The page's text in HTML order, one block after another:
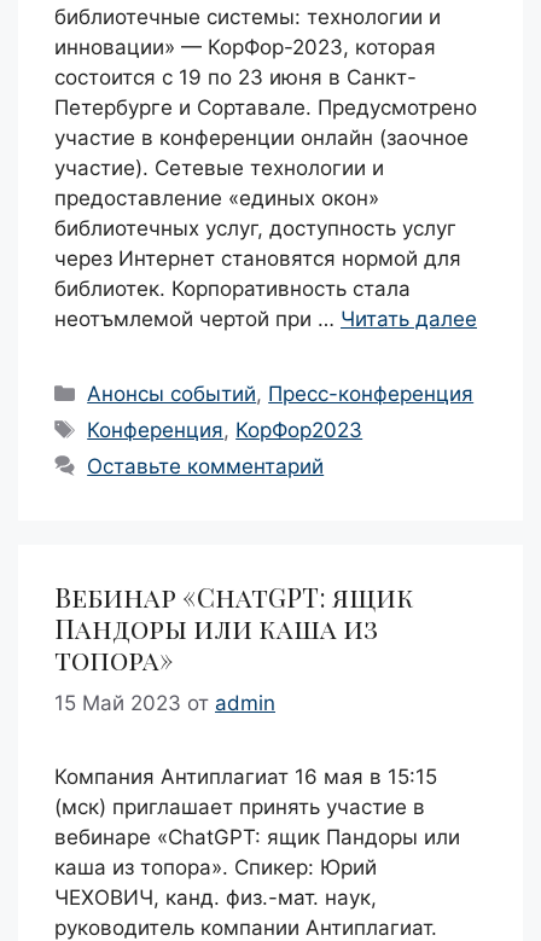
библиотечные системы: технологии и
инновации» — КорФор-2023, которая
состоится с 19 по 23 июня в Санкт-
Петербурге и Сортавале. Предусмотрено
участие в конференции онлайн (заочное
участие). Сетевые технологии и
предоставление «единых окон»
библиотечных услуг, доступность услуг
через Интернет становятся нормой для
библиотек. Корпоративность стала
неотъмлемой чертой при … Читать далее
Рубрики
Анонсы событий, Пресс-конференция
Метки
Конференция, КорФор2023
Оставьте комментарий
Вебинар «ChatGPT: ящик
Пандоры или каша из
топора»
15 Май 2023 от admin
Компания Антиплагиат 16 мая в 15:15
(мск) приглашает принять участие в
вебинаре «ChatGPT: ящик Пандоры или
каша из топора». Спикер: Юрий
ЧЕХОВИЧ, канд. физ.-мат. наук,
руководитель компании Антиплагиат.